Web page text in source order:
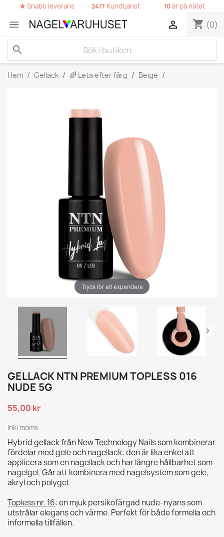
★Snabb leverans 24/7 Kundtjänst 10år på nätet
 shopping_cart (0)

search
Hem Gellack 🌈 Leta efter färg Beige
Tryck för att expandera
GELLACK NTN PREMIUM TOPLESS 016
NUDE 5G
55,00 kr
Inkl moms
Hybrid gellack från New Technology Nails som kombinerar
fördelar med gele och nagellack: den är lika enkel att
applicera som en nagellack och har längre hållbarhet som
nagelgel. Går att kombinera med nagelsystem som gele,
akryl och polygel.
Topless nr. 16: en mjuk persikofärgad nude-nyans som
utstrålar elegans och värme. Perfekt för både formella och
informella tillfällen.